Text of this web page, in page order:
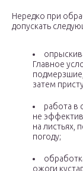
Нередко при
допускать
Главное
затем
работа в
не
на листьях,
погоду;
ожоги